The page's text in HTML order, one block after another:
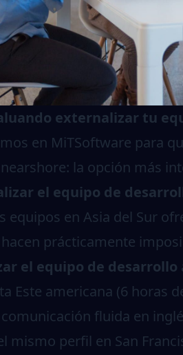
externalizar tu
en MiTSoftware para
la opción más
el equipo de
equipos en Asia del Sur
prácticamente
el equipo de desarrollo
Este americana (6 horas
fluida en
mismo perfil en San